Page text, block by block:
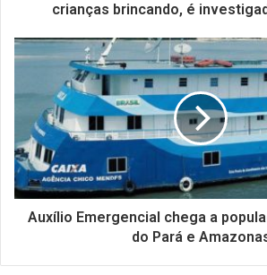
crianças brincando, é
Auxílio Emergencial chega a
do Pará e